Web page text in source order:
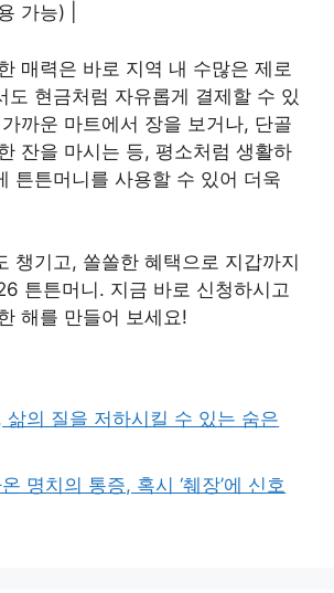
가능) |
매력은 바로 지역 내 수많은 제로
도 현금처럼 자유롭게 결제할 수 있
까운 마트에서 장을 보거나, 단골
잔을 마시는 등, 평소처럼 생활하
튼튼머니를 사용할 수 있어 더욱
챙기고, 쏠쏠한 혜택으로 지갑까지
튼튼머니. 지금 바로 신청하시고
해를 만들어 보세요!
삶의 질을 저하시킬 수 있는 숨은
명치의 통증, 혹시 ‘췌장’에 신호